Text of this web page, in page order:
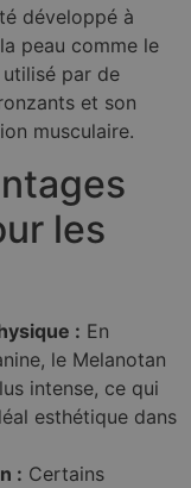
développé à
peau comme le
par de
et son
musculaire.
les
: En
le Melanotan
intense, ce qui
esthétique dans
: Certains